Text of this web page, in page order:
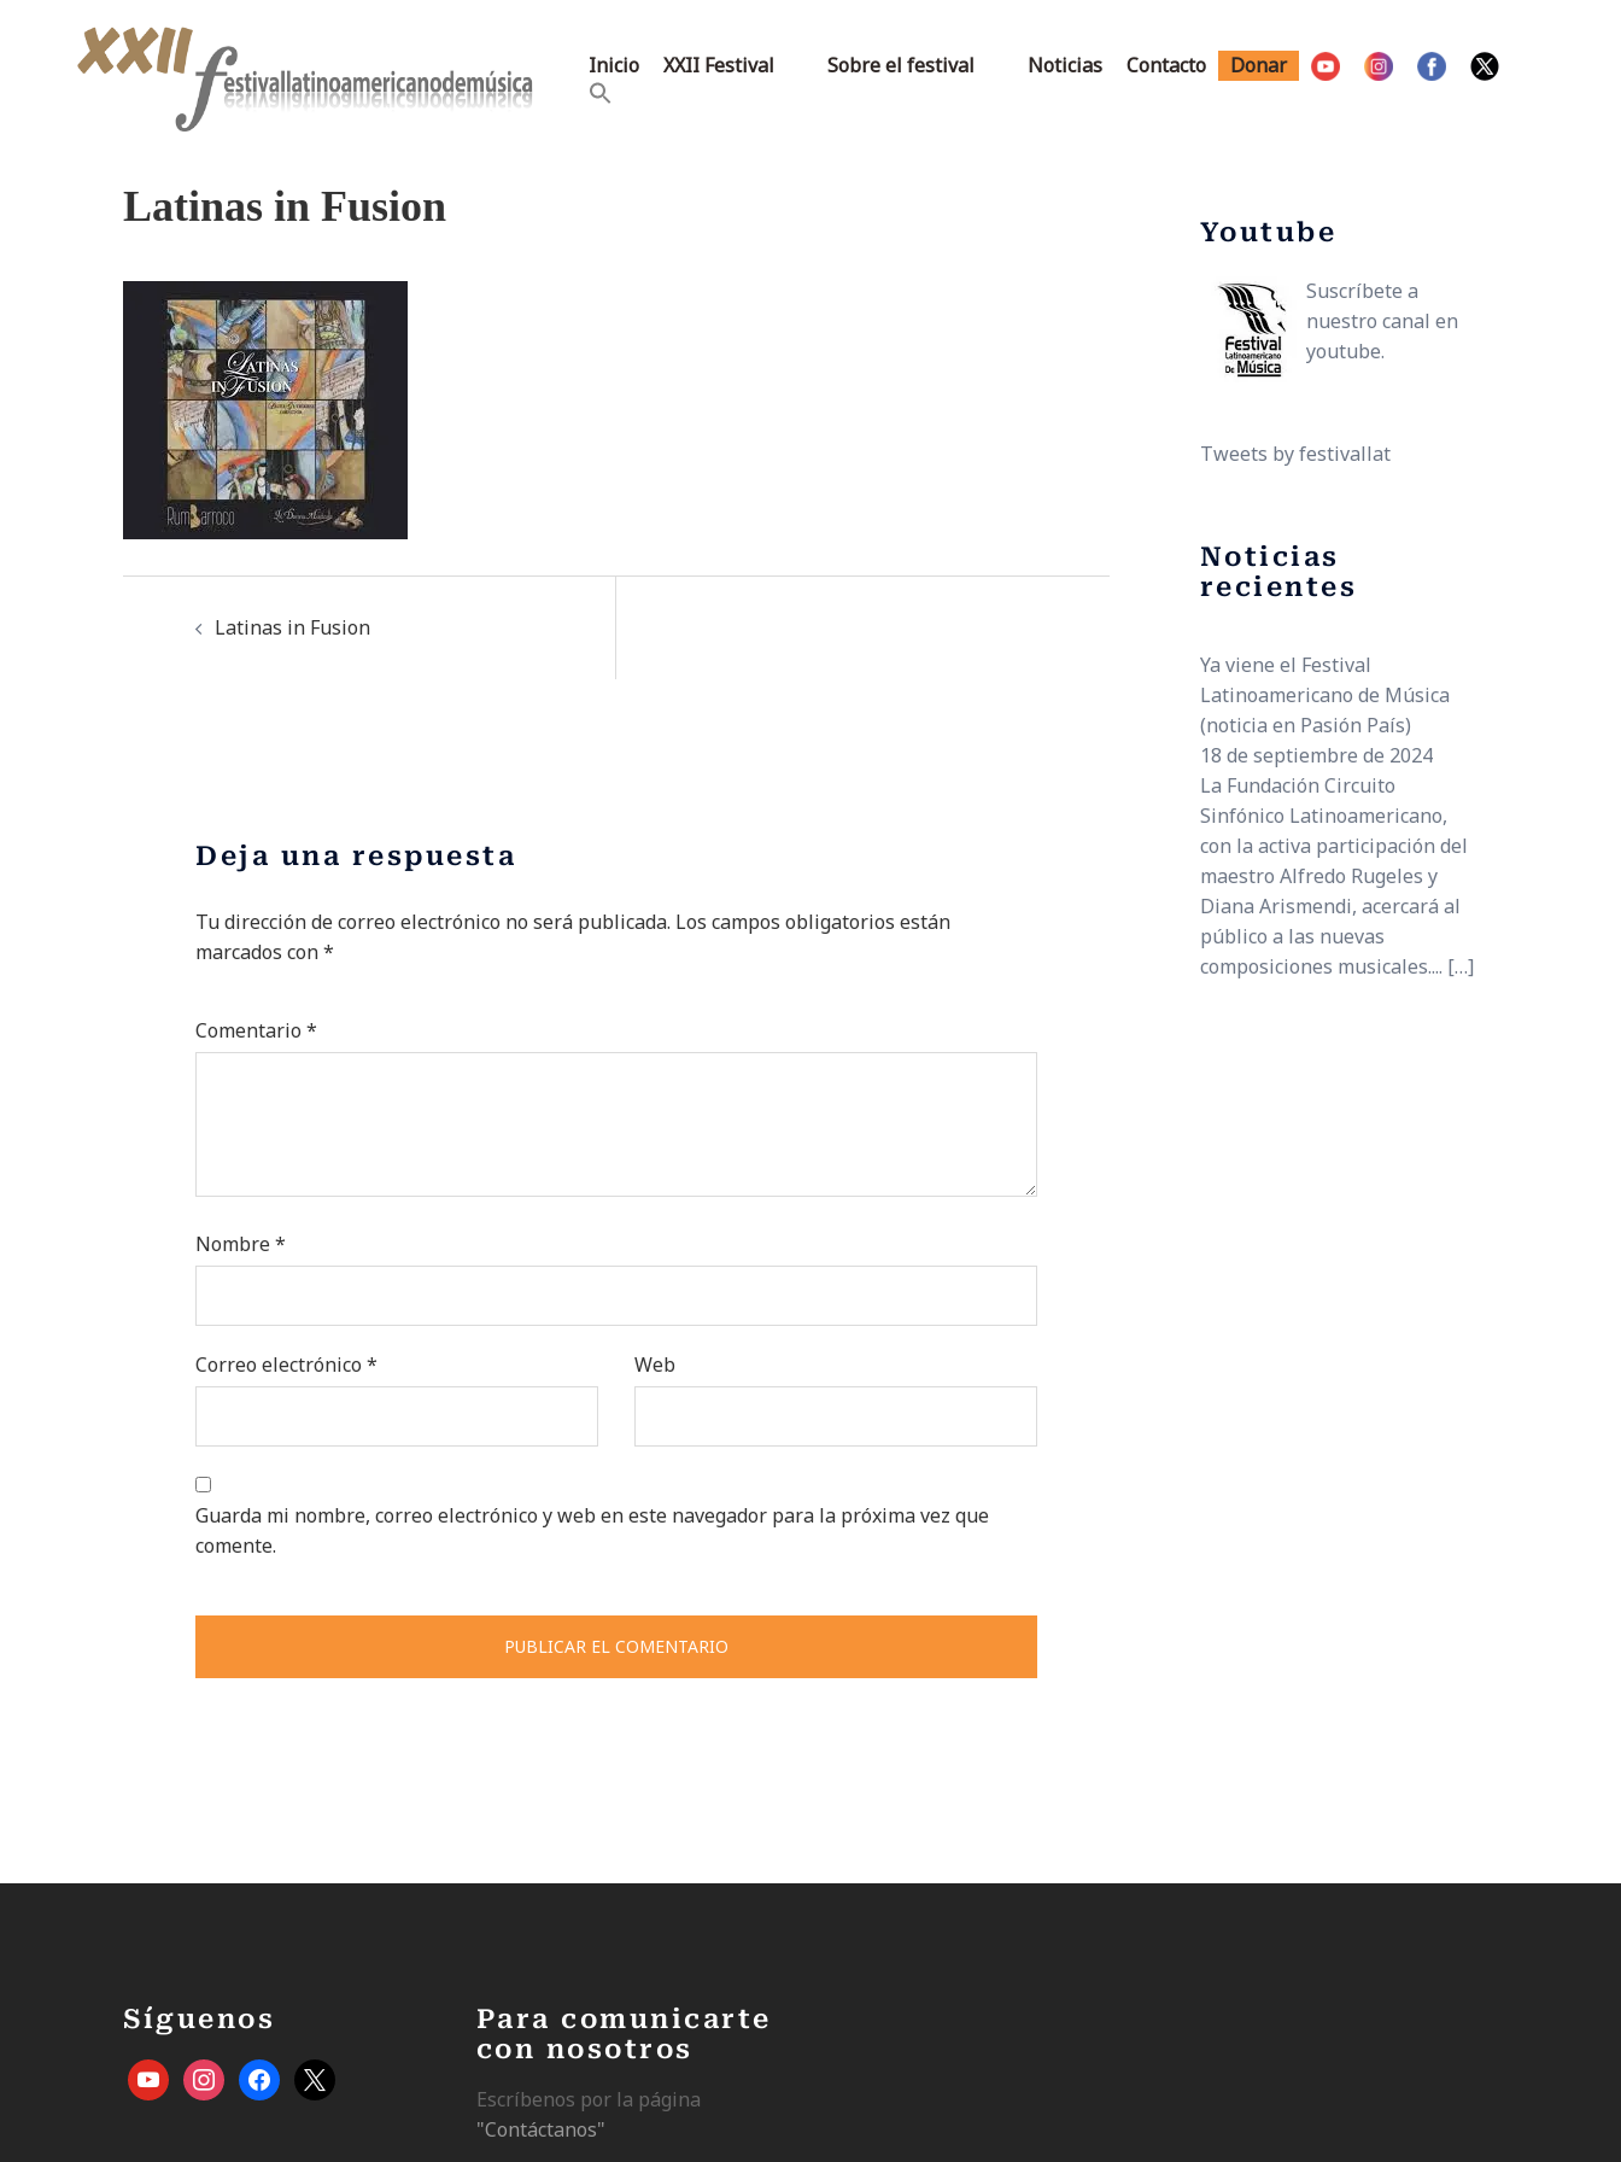
Inicio XXII Festival Sobre el festival Noticias Contacto Donar
Latinas in Fusion
Latinas in Fusion
Deja una respuesta
Tu dirección de correo electrónico no será publicada. Los campos obligatorios están
marcados con*
Comentario *
Nombre*
Correo electrónico * Web
Guarda mi nombre, correo electrónico y web en este navegador para la próxima vez que
comente.
Alternative:
Youtube
Suscríbete a
nuestro canal en
youtube.
Tweets by festivallat
Noticias
recientes
Ya viene el Festival
Latinoamericano de Música
(noticia en Pasión País)
18 de septiembre de 2024
La Fundación Circuito
Sinfónico Latinoamericano,
con la activa participación del
maestro Alfredo Rugeles y
Diana Arismendi, acercará al
público a las nuevas
composiciones musicales.... […]
Síguenos
Para comunicarte
con nosotros
Escríbenos por la página
"Contáctanos"